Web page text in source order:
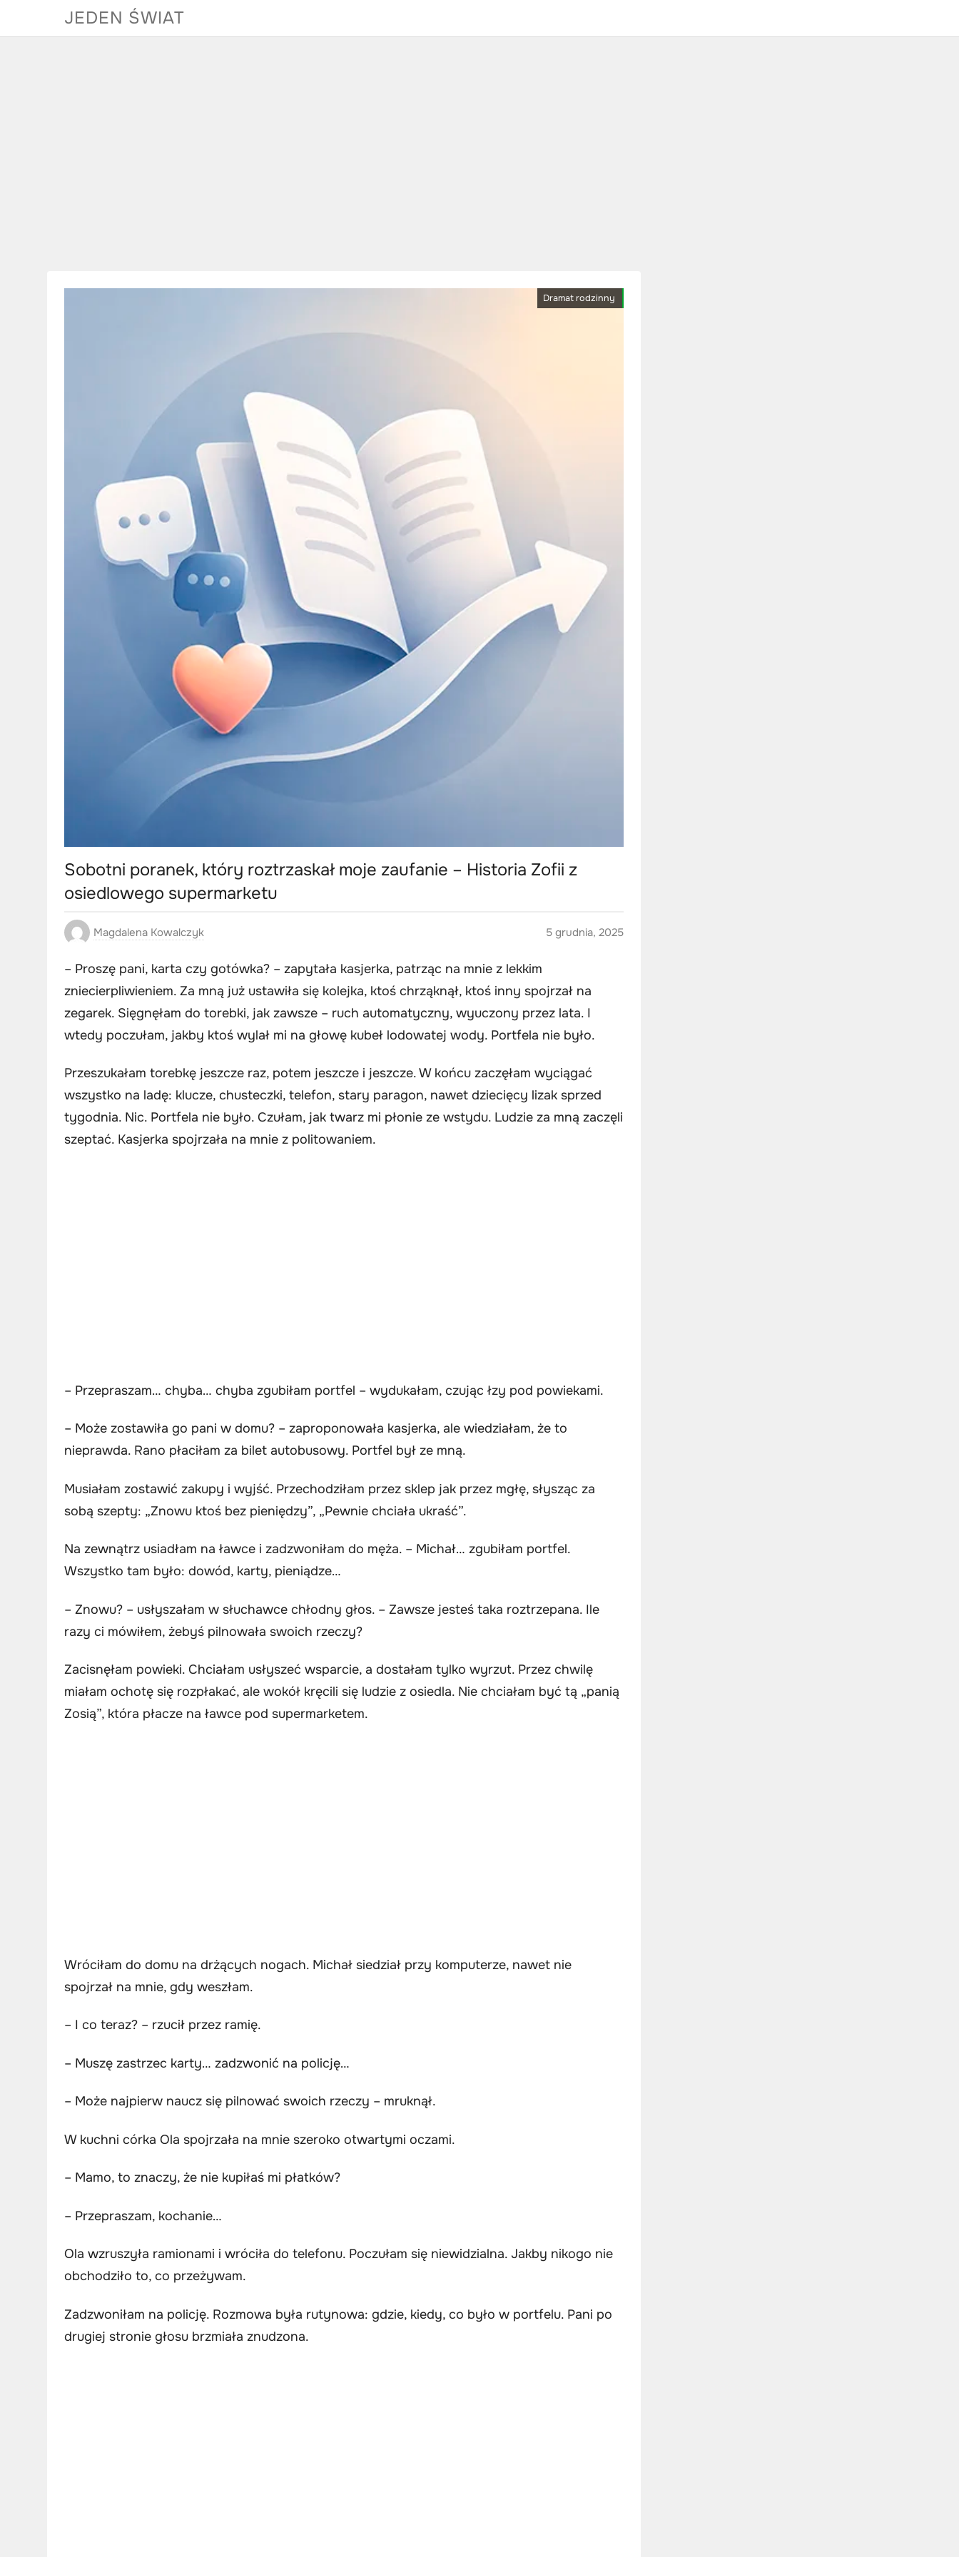
JEDEN ŚWIAT
Dramat rodzinny
Sobotni poranek, który roztrzaskał moje zaufanie – Historia Zofii z
osiedlowego supermarketu
Magdalena Kowalczyk 5 grudnia, 2025
– Proszę pani, karta czy gotówka? – zapytała kasjerka, patrząc na mnie z lekkim
zniecierpliwieniem. Za mną już ustawiła się kolejka, ktoś chrząknął, ktoś inny spojrzał na
zegarek. Sięgnęłam do torebki, jak zawsze – ruch automatyczny, wyuczony przez lata. I
wtedy poczułam, jakby ktoś wylał mi na głowę kubeł lodowatej wody. Portfela nie było.
Przeszukałam torebkę jeszcze raz, potem jeszcze i jeszcze. W końcu zaczęłam wyciągać
wszystko na ladę: klucze, chusteczki, telefon, stary paragon, nawet dziecięcy lizak sprzed
tygodnia. Nic. Portfela nie było. Czułam, jak twarz mi płonie ze wstydu. Ludzie za mną zaczęli
szeptać. Kasjerka spojrzała na mnie z politowaniem.
– Przepraszam… chyba… chyba zgubiłam portfel – wydukałam, czując łzy pod powiekami.
– Może zostawiła go pani w domu? – zaproponowała kasjerka, ale wiedziałam, że to
nieprawda. Rano płaciłam za bilet autobusowy. Portfel był ze mną.
Musiałam zostawić zakupy i wyjść. Przechodziłam przez sklep jak przez mgłę, słysząc za
sobą szepty: „Znowu ktoś bez pieniędzy”, „Pewnie chciała ukraść”.
Na zewnątrz usiadłam na ławce i zadzwoniłam do męża. – Michał… zgubiłam portfel.
Wszystko tam było: dowód, karty, pieniądze…
– Znowu? – usłyszałam w słuchawce chłodny głos. – Zawsze jesteś taka roztrzepana. Ile
razy ci mówiłem, żebyś pilnowała swoich rzeczy?
Zacisnęłam powieki. Chciałam usłyszeć wsparcie, a dostałam tylko wyrzut. Przez chwilę
miałam ochotę się rozpłakać, ale wokół kręcili się ludzie z osiedla. Nie chciałam być tą „panią
Zosią”, która płacze na ławce pod supermarketem.
Wróciłam do domu na drżących nogach. Michał siedział przy komputerze, nawet nie
spojrzał na mnie, gdy weszłam.
– I co teraz? – rzucił przez ramię.
– Muszę zastrzec karty… zadzwonić na policję…
– Może najpierw naucz się pilnować swoich rzeczy – mruknął.
W kuchni córka Ola spojrzała na mnie szeroko otwartymi oczami.
– Mamo, to znaczy, że nie kupiłaś mi płatków?
– Przepraszam, kochanie…
Ola wzruszyła ramionami i wróciła do telefonu. Poczułam się niewidzialna. Jakby nikogo nie
obchodziło to, co przeżywam.
Zadzwoniłam na policję. Rozmowa była rutynowa: gdzie, kiedy, co było w portfelu. Pani po
drugiej stronie głosu brzmiała znudzona.